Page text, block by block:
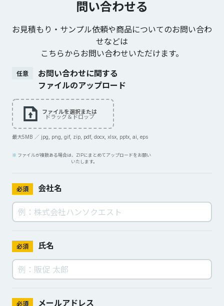
問い合わせる
お見積もり・サンプル依頼や商品についてのお問い合わ
せなどは
こちらからお問い合わせいただけます。
任意
お問い合わせに関する
ファイルのアップロード
ファイルを選択または
ドラッグ＆ドロップ
最大5MB ／ jpg, png, gif, zip, pdf, docx, xlsx, pptx, ai, eps
ファイルが複数ある場合は、ZIPにまとめてアップロードをお願い
いたします。
必須 会社名
必須 氏名
必須 メールアドレス